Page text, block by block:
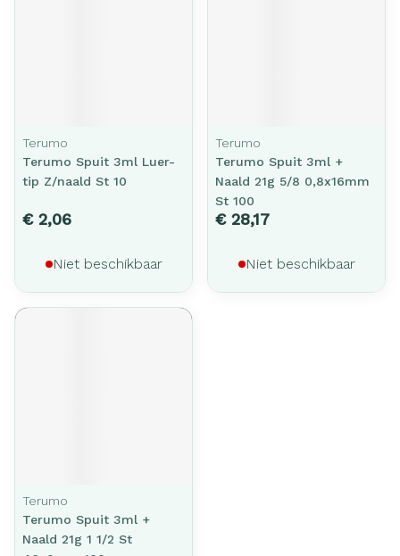
Terumo
Terumo Spuit 3ml Luer-
tip Z/naald St 10
€ 2,06
Niet beschikbaar
Terumo
Terumo Spuit 3ml +
Naald 21g 5/8 0,8x16mm
St 100
€ 28,17
Niet beschikbaar
Terumo
Terumo Spuit 3ml +
Naald 21g 1 1/2 St